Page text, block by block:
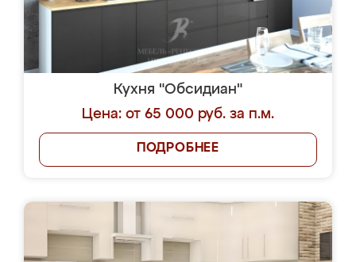
Кухня "Обсидиан"
Цена: от 65 000 руб. за п.м.
ПОДРОБНЕЕ